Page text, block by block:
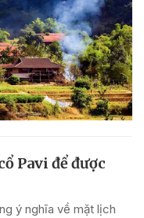
Pavi để được
ý nghĩa về mặt lịch